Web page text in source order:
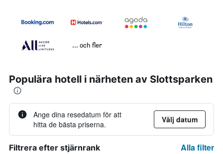
... och fler
Populära hotell i närheten av Slottsparken
Ange dina resedatum för att
hitta de bästa priserna.
Välj datum
Filtrera efter stjärnrank Alla filter